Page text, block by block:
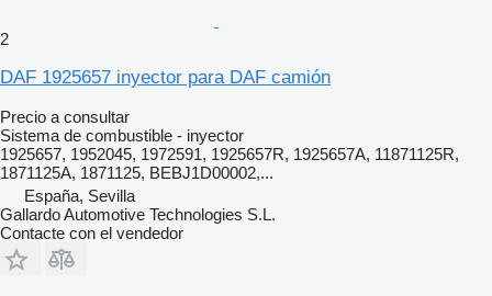
2
DAF 1925657 inyector para DAF camión
Precio a consultar
Sistema de combustible - inyector
1925657, 1952045, 1972591, 1925657R, 1925657A, 11871125R,
1871125A, 1871125, BEBJ1D00002,...
España, Sevilla
Gallardo Automotive Technologies S.L.
Contacte con el vendedor